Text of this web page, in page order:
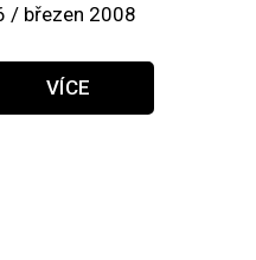
/ březen 2008
VÍCE